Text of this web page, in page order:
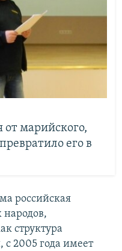
марийского,
его в
российская
структура
2005 года имеет